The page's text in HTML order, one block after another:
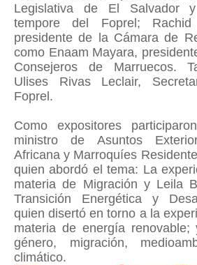
Legislativa de El Salvador
tempore del Foprel;
presidente de la Cámara de
como Enaam Mayara,
Consejeros de Marruecos.
Ulises Rivas Leclair,
Foprel.
Como expositores
ministro de Asuntos
Africana y Marroquíes
quien abordó el tema: La
materia de Migración y Leila
Transición Energética y
quien disertó en torno a la
materia de energía
género, migración,
climático.